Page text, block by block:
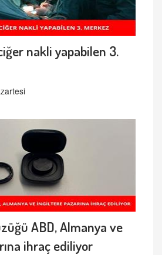
nakli yapabilen 3.
ABD, Almanya ve
ihraç ediliyor